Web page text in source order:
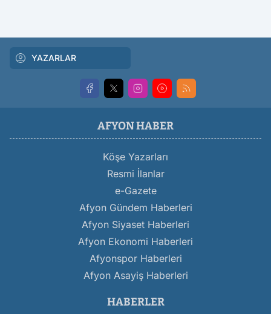
YAZARLAR
AFYON HABER
Köşe Yazarları
Resmi İlanlar
e-Gazete
Afyon Gündem Haberleri
Afyon Siyaset Haberleri
Afyon Ekonomi Haberleri
Afyonspor Haberleri
Afyon Asayiş Haberleri
HABERLER